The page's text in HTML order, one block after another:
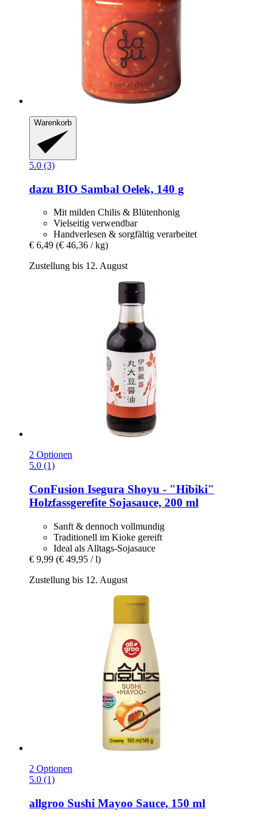
Warenkorb
5.0 (3)
dazu BIO Sambal Oelek, 140 g
Mit milden Chilis & Blütenhonig
Vielseitig verwendbar
Handverlesen & sorgfältig verarbeitet
€ 6,49 (€ 46,36 / kg)
Zustellung bis 12. August
2 Optionen
5.0 (1)
ConFusion Isegura Shoyu -​ "Hibiki"
Holzfassgerefite Sojasauce, 200 ml
Sanft & dennoch vollmundig
Traditionell im Kioke gereift
Ideal als Alltags-Sojasauce
€ 9,99 (€ 49,95 / l)
Zustellung bis 12. August
2 Optionen
5.0 (1)
allgroo Sushi Mayoo Sauce, 150 ml